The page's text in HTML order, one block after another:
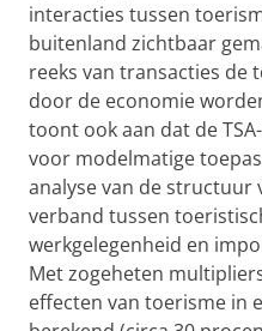
interacties tussen
buitenland zichtbaar
reeks van transacties de
door de economie
toont ook aan dat de
voor modelmatige
analyse van de structuur
verband tussen
werkgelegenheid en
Met zogeheten
effecten van toerisme in